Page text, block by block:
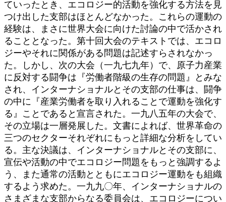
ていったとき、エコロジー的活動を強化する方法を見
つけ出した支部はほとんどなかった。これらの運動の
経験は、まさに世界大会に向けた討論の中で活かされ
ることとなった。第十回大会のテキストでは、エコロ
ジーやそれに関係がある問題は記述すらされなかっ
た。しかし、次の大会（一九七九年）で、原子力産業
に反対する闘争は『労働者階級の生存の問題』とみな
され、インターナショナルとその支部の仕事は、闘争
の中に『産業労働者を取り入れることで運動を強化す
る』ことであると宣言された。一九八五年の大会で、
その立場は一層発展した。文書によれば、世界革命の
三つのセクターそれぞれにもっと詳細な分析をしてい
る。主な決議は、インターナショナルとその支部に、
宣伝や活動の中でエコロジー問題をもっと強調するよ
う、また通常の活動とともにエコロジー運動をも組織
するよう求めた。一九九〇年、インターナショナルの
さまざまな支部からなる委員会は、エコロジーについ